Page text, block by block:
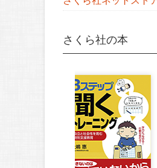
さくら社の本